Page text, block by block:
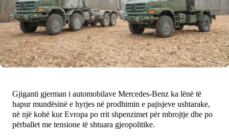
Showbiz
Ekonomi
Teknologji
Udhëtime
DuVideo
Gjiganti gjerman i automobilave Mercedes-Benz ka lënë të
hapur mundësinë e hyrjes në prodhimin e pajisjeve ushtarake,
në një kohë kur Evropa po rrit shpenzimet për mbrojtje dhe po
përballet me tensione të shtuara gjeopolitike.